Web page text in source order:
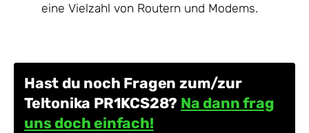
eine Vielzahl von Routern und Modems.
Hast du noch Fragen zum/zur
Teltonika PR1KCS28? Na dann frag
uns doch einfach!